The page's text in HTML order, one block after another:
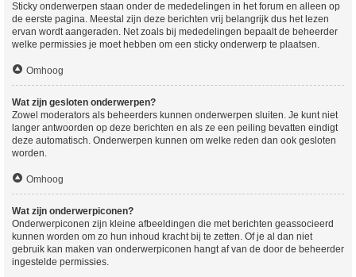
Sticky onderwerpen staan onder de mededelingen in het forum en alleen op
de eerste pagina. Meestal zijn deze berichten vrij belangrijk dus het lezen
ervan wordt aangeraden. Net zoals bij mededelingen bepaalt de beheerder
welke permissies je moet hebben om een sticky onderwerp te plaatsen.
Omhoog
Wat zijn gesloten onderwerpen?
Zowel moderators als beheerders kunnen onderwerpen sluiten. Je kunt niet
langer antwoorden op deze berichten en als ze een peiling bevatten eindigt
deze automatisch. Onderwerpen kunnen om welke reden dan ook gesloten
worden.
Omhoog
Wat zijn onderwerpiconen?
Onderwerpiconen zijn kleine afbeeldingen die met berichten geassocieerd
kunnen worden om zo hun inhoud kracht bij te zetten. Of je al dan niet
gebruik kan maken van onderwerpiconen hangt af van de door de beheerder
ingestelde permissies.